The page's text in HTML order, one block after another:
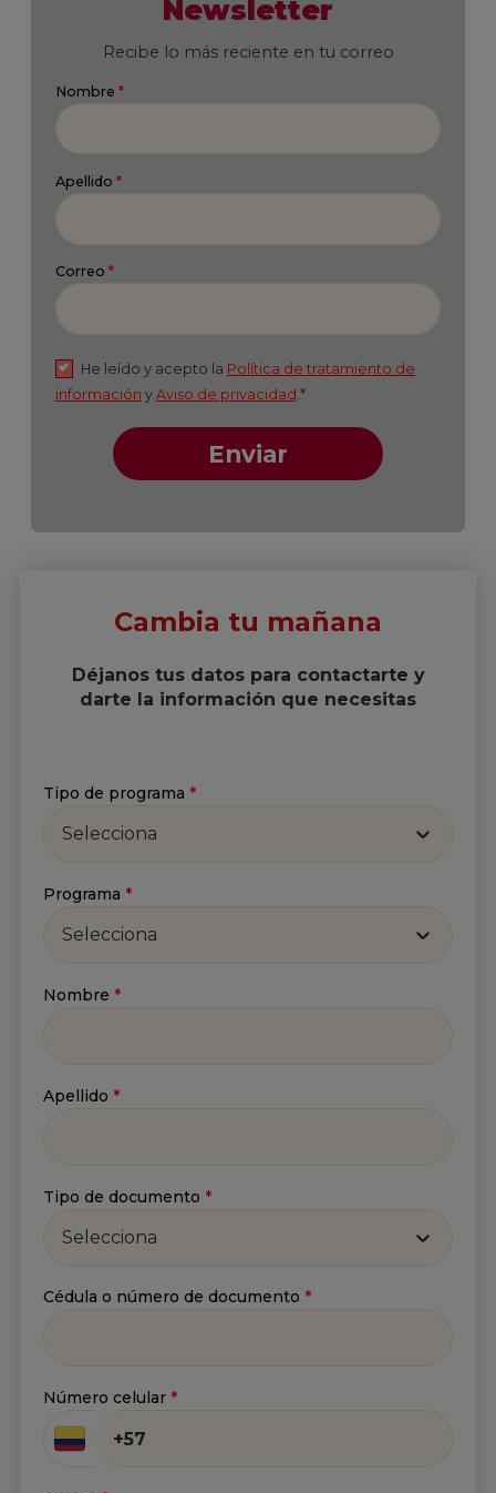
Suscríbete a nuestro
Newsletter
Nombre
Apellido*
Correo *
He leído y acepto
información
Cambia tu mañana
Déjanos tus datos para contactarte y
darte la información que necesitas
Tipo de programa *
Selecciona
Programa *
Selecciona
Nombre *
Apellido *
Tipo de documento *
Selecciona
Cédula o número de documento *
Número celular *